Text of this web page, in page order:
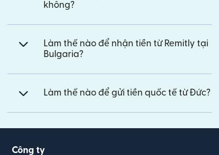
không?
Làm thế nào để nhận tiền từ Remitly tại
Bulgaria?
Làm thế nào để gửi tiền quốc tế từ Đức?
Công ty